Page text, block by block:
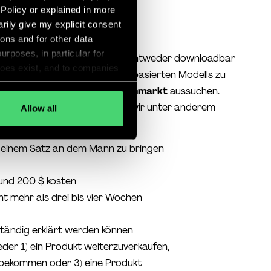
or explained in more
give my explicit consent
and for other data
in particular for
exist, and to companies
or other accession
my voluntary and
and that my data
cookies"
Allow all
Produkts
zu verkaufen. Es muss entweder downloadbar
eines auf Stunden basierten Modells zu
nach Tim uns einenNischenmarktaussuchen.
Brainstormangesagt, in dem wir unter anderem
Satz an dem Mann zu bringen
200 $ kosten
mehr als drei bis vier Wochen
erklärt werden können
1) ein Produkt weiterzuverkaufen,
oder 3) eine Produkt